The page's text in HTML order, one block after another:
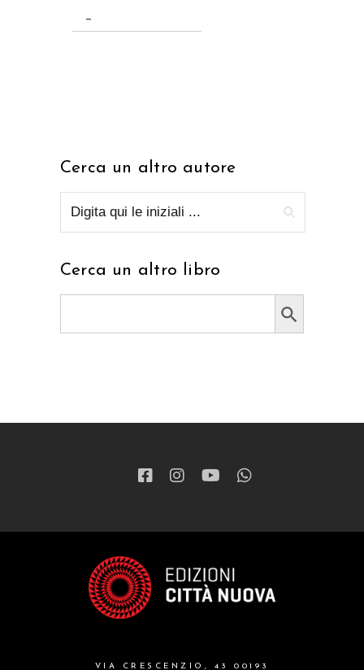
–
Cerca un altro autore
Cerca un altro libro
Search Button
VIA CRESCENZIO, 43 00193